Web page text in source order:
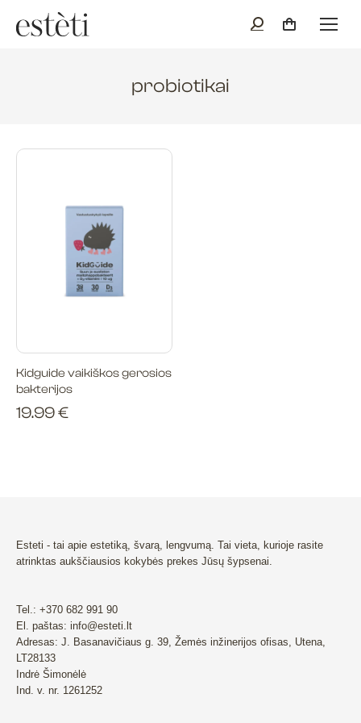
probiotikai
Kidguide vaikiškos gerosios
bakterijos
19.99€
Esteti - tai apie estetiką, švarą, lengvumą. Tai vieta, kurioje rasite
atrinktas aukščiausios kokybės prekes Jūsų šypsenai.
Tel.: +370 682 991 90
El. paštas: info@esteti.lt
Adresas: J. Basanavičiaus g. 39, Žemės inžinerijos ofisas, Utena,
LT28133
Indrė Šimonėlė
Ind. v. nr. 1261252